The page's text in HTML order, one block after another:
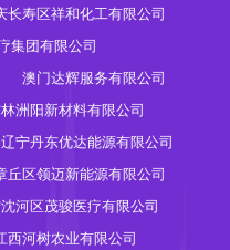
长寿区祥和化工有限公司
集团有限公司
澳门达辉服务有限公司
洲阳新材料有限公司
辽宁丹东优达能源有限公司
丘区领迈新能源有限公司
河区茂骏医疗有限公司
西河树农业有限公司